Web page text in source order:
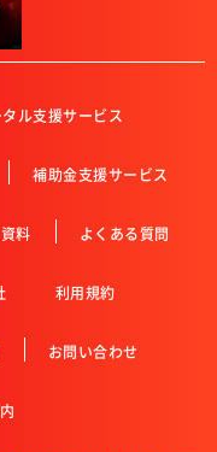
ル支援サービス
補助金支援サービス
料 よくある質問
利用規約
お問い合わせ